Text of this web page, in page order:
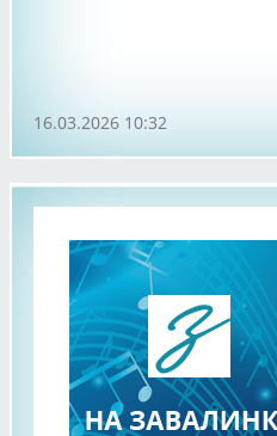
16.03.2026 10:32